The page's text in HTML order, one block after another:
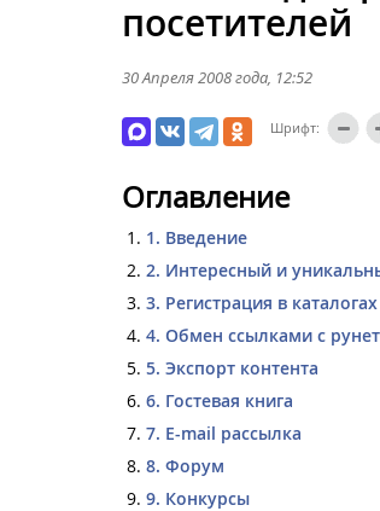
посетителей
30 Апреля 2008 года , 12:52
Шрифт:
Оглавление
1. Введение
2. Интересный и
3. Регистрация в каталогах
4. Обмен ссылками c
5. Экспорт контента
6. Гостевая книга
7. E-mail рассылка
8. Форум
9. Конкурсы